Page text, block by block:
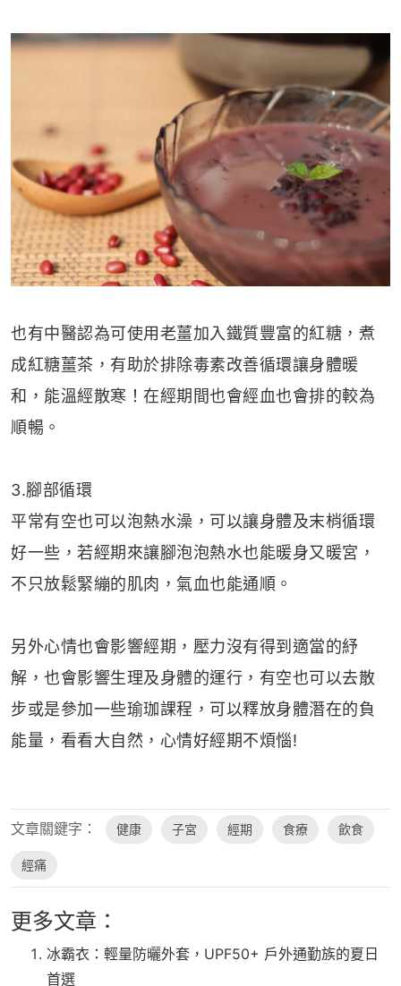
也有中醫認為可使用老薑加入鐵質豐富的紅糖，煮
成紅糖薑茶，有助於排除毒素改善循環讓身體暖
和，能溫經散寒！在經期間也會經血也會排的較為
順暢。
3.腳部循環
平常有空也可以泡熱水澡，可以讓身體及末梢循環
好一些，若經期來讓腳泡泡熱水也能暖身又暖宮，
不只放鬆緊繃的肌肉，氣血也能通順。
另外心情也會影響經期，壓力沒有得到適當的紓
解，也會影響生理及身體的運行，有空也可以去散
步或是參加一些瑜珈課程，可以釋放身體潛在的負
能量，看看大自然，心情好經期不煩惱!
文章關鍵字： 健康 子宮 經期 食療 飲食
經痛
更多文章：
冰霸衣：輕量防曬外套，UPF50+ 戶外通勤族的夏日
首選